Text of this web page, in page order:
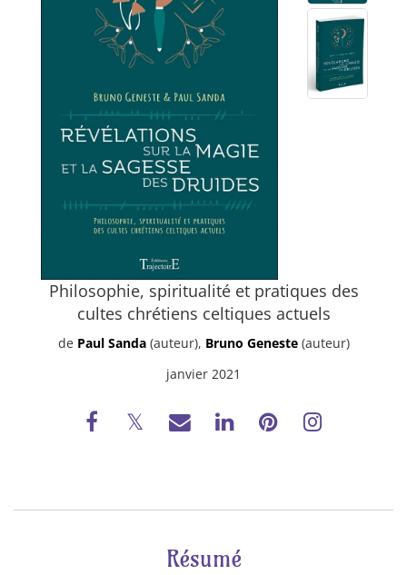
Philosophie, spiritualité et pratiques des
cultes chrétiens celtiques actuels
de Paul Sanda(auteur), Bruno Geneste(auteur)
janvier 2021
Résumé